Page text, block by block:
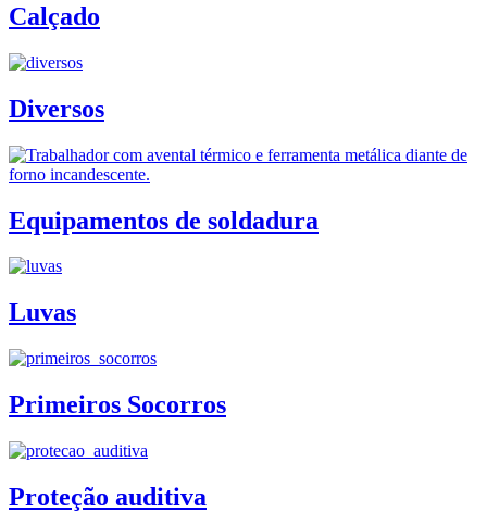
Calçado
Diversos
Equipamentos de soldadura
Luvas
Primeiros Socorros
Proteção auditiva